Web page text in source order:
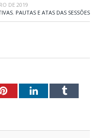
DE 2019
, PAUTAS E ATAS DAS SESSÕES
PinterestLinkedInTumblr